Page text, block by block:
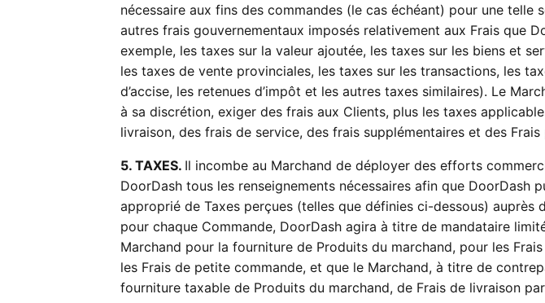
nécessaire aux fins des commandes (le cas échéant) pour une telle
autres frais gouvernementaux imposés relativement aux Frais que
exemple, les taxes sur la valeur ajoutée, les taxes sur les biens et
les taxes de vente provinciales, les taxes sur les transactions, les
d’accise, les retenues d’impôt et les autres taxes similaires). Le
à sa discrétion, exiger des frais aux Clients, plus les taxes
livraison, des frais de service, des frais supplémentaires et des
5. TAXES. Il incombe au Marchand de déployer des efforts
DoorDash tous les renseignements nécessaires afin que DoorDash
approprié de Taxes perçues (telles que définies ci-dessous) auprès
pour chaque Commande, DoorDash agira à titre de mandataire
Marchand pour la fourniture de Produits du marchand, pour les
les Frais de petite commande, et que le Marchand, à titre de
fourniture taxable de Produits du marchand, de Frais de livraison